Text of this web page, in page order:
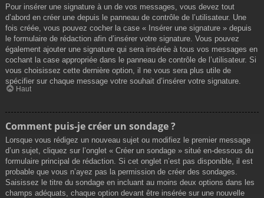
Pour insérer une signature à un de vos messages, vous devez tout
d’abord en créer une depuis le panneau de contrôle de l’utilisateur. Une
fois créée, vous pouvez cocher la case « Insérer une signature » depuis
le formulaire de rédaction afin d’insérer votre signature. Vous pouvez
également ajouter une signature qui sera insérée à tous vos messages en
cochant la case appropriée dans le panneau de contrôle de l’utilisateur. Si
vous choisissez cette dernière option, il ne vous sera plus utile de
spécifier sur chaque message votre souhait d’insérer votre signature.
Haut
Comment puis-je créer un sondage ?
Lorsque vous rédigez un nouveau sujet ou modifiez le premier message
d’un sujet, cliquez sur l’onglet « Créer un sondage » situé en-dessous du
formulaire principal de rédaction. Si cet onglet n’est pas disponible, il est
probable que vous n’ayez pas la permission de créer des sondages.
Saisissez le titre du sondage en incluant au moins deux options dans les
champs adéquats, chaque option devant être insérée sur une nouvelle